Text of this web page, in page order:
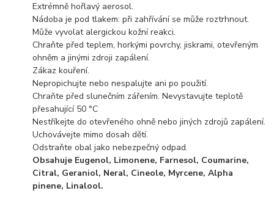
Extrémně hořlavý aerosol.
Nádoba je pod tlakem: při zahřívání se může roztrhnout.
Může vyvolat alergickou kožní reakci.
Chraňte před teplem, horkými povrchy, jiskrami, otevřeným
ohněm a jinými zdroji zapálení.
Zákaz kouření.
Nepropichujte nebo nespalujte ani po použití.
Chraňte před slunečním zářením. Nevystavujte teplotě
přesahující 50 °C
Nestříkejte do otevřeného ohně nebo jiných zdrojů zapálení.
Uchovávejte mimo dosah dětí.
Odstraňte obal jako nebezpečný odpad.
Obsahuje Eugenol, Limonene, Farnesol, Coumarine,
Citral, Geraniol, Neral, Cineole, Myrcene, Alpha
pinene, Linalool.